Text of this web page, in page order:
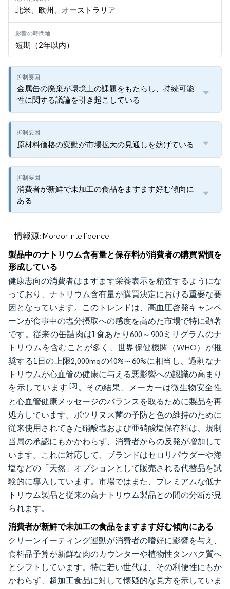
北米、欧州、オーストラリア
短期（2年以内）
金属缶の廃棄が環境上の課題をもたらし、持続可能
性に関する議論を引き起こしている
原材料価格の変動が市場拡大の見通しを妨げている
消費者が新鮮で未加工の食品をますます好む傾向に
ある
情報源: Mordor Intelligence
製品中のナトリウム含有量と保存料が消費者の購買習慣を
形成している
健康志向の消費者はますます栄養表示を精査するようにな
っており、ナトリウム含有量が購買決定における重要な要
因となっています。このトレンドは、高血圧啓発キャンペ
ーンが食事中の塩分摂取への感度を高めた市場で特に顕著
です。従来の缶詰肉は1食あたり600～900ミリグラムのナ
トリウムを含むことが多く、世界保健機関（WHO）が推
奨する1日の上限2,000mgの40%～60%に相当し、過剰なナ
トリウムが心血管の健康に与える悪影響への認識の高まり
を示しています[3]。その結果、メーカーは微生物安全性
と心血管健康メッセージのバランスを取るために製品を再
処方しています。ボツリヌス菌の予防と色の維持のために
従来使用されてきた硝酸塩および亜硝酸塩保存料は、規制
当局の承認にもかかわらず、消費者からの反発が増加して
います。これに対応して、ブランドはセロリパウダーや海
塩などの「天然」オプションとして販売される代替品を試
験的に導入しています。市場ではまた、プレミアムな低ナ
トリウム製品と従来の高ナトリウム製品との間の分断が見
られます。
消費者が新鮮で未加工の食品をますます好む傾向にある
クリーンイーティング運動が消費者の嗜好に影響を与え、
食料品予算が新鮮な肉のカウンターや植物性タンパク質へ
とシフトしています。特に若い世代は、その利便性にもか
かわらず、超加工食品に対して懐疑的な見方を示していま